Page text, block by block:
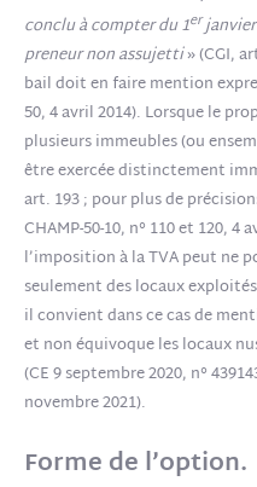
conclu à compter du 1erjanvier
preneur non assujetti» (CGI,
bail doit en faire mention
50, 4 avril 2014). Lorsque le
plusieurs immeubles (ou
être exercée distinctement
art. 193; pour plus de
CHAMP-50-10, n° 110 et 120,
l’imposition à la TVA peut ne
seulement des locaux
il convient dans ce cas de
et non équivoque les locaux
(CE 9 septembre 2020, n°
novembre 2021).
Forme de l’option.